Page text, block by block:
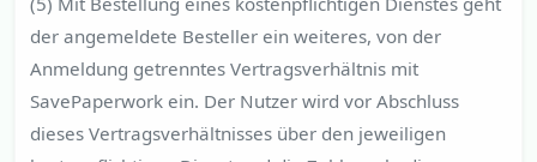
der angemeldete Besteller ein weiteres, von der
Anmeldung getrenntes Vertragsverhältnis mit
SavePaperwork ein. Der Nutzer wird vor Abschluss
dieses Vertragsverhältnisses über den jeweiligen